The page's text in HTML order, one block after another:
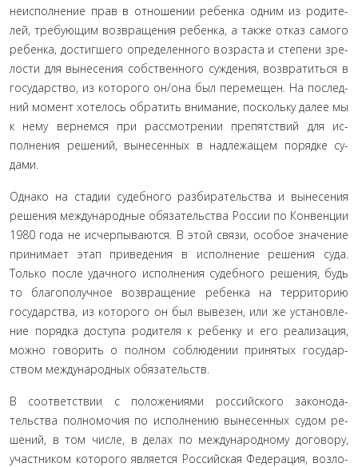
неисполнение прав в отношении ребенка одним из родите­
лей, требующим возвращения ребенка, а также отказ самого
ребенка, достигшего определенного возраста и степени зре­
лости для вынесения собственного суждения, возвратиться в
государство, из которого он/она был перемещен. На послед­
ний момент хотелось обратить внимание, поскольку далее мы
к нему вернемся при рассмотрении препятствий для ис­
полнения решений, вынесенных в надлежащем порядке су­
дами.
Однако на стадии судебного разбирательства и вынесе­ния
решения международные обязательства России по Кон­венции
1980 года не исчерпываются. В этой связи, особое зна­чение
принимает этап приведения в исполнение решения суда.
Только после удачного исполнения судебного решения, будь
то благополучное возвращение ребенка на территорию
государства, из которого он был вывезен, или же установле­
ние порядка доступа родителя к ребенку и его реализация,
можно говорить о полном соблюдении принятых государ­
ством международных обязательств.
В соответствии с положениями российского законода­
тельства полномочия по исполнению вынесенных судом ре­
шений, в том числе, в делах по международному договору,
участником которого является Российская Федерация, возло­